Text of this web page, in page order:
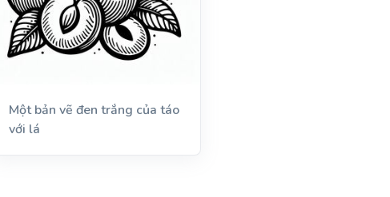
Một bản vẽ đen trắng của táo
với lá